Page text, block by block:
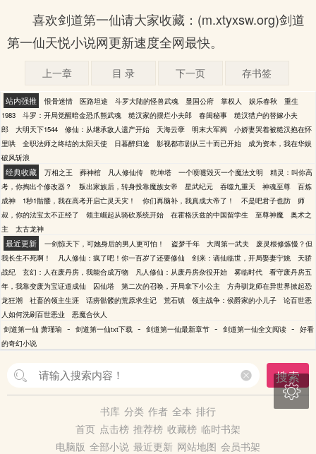
喜欢剑道第一仙请大家收藏：(m.xtyxsw.org)剑道
第一仙天悦小说网更新速度全网最快。
上一章 目 录 下一页 存书签
站内强推 恨骨迷情 医路坦途 斗罗大陆的怪兽武魂 显国公府 掌权人 娱乐春秋
重生
1983
斗罗：开局觉醒暗金恐爪熊武魂 糙汉家的摆烂小夫郎 春闺秘事
糙汉猎户的替嫁小夫
郎
大明天下1544 修仙：从继承敌人遗产开始 天海云孽 明末大军阀
小娇妻哭着被糙汉抱在怀
里哄
全职法师之终结的太阳天使 日暮醉归途 影视都市剧从三十而已开始
成为资本，我在华娱
破风斩浪
经典收藏 万相之王 葬神棺 凡人修仙传 乾坤塔 一个喷嚏毁灭一个魔法文明
精灵：叫你高
考，你掏出个修改器？
叛出家族后，转身投靠魔族女帝 星武纪元 吞噬九重天 神魂至尊
百炼
成神
1秒1骷髅，我在高考开启亡灵天灾！ 你们再脑补，我真成大帝了！ 不是吧君子也防
师
叔，你的法宝太不正经了
领主崛起从骑砍系统开始 在霍格沃兹的中国留学生 至尊神魔
奥术之
主
太古龙神
最近更新 一剑惊天下，可她身后的男人更可怕！ 盗梦千年 大周第一武夫
废灵根修炼慢？但
我长生不死啊！
凡人修仙：疯了吧！你一百岁了还要修仙 剑来：谪仙临世，开局娶妻宁姚
天骄
战纪
玄幻：人在废丹房，我能合成万物 凡人修仙：从废丹房杂役开始 雾临时代
看守废丹房五
年，我靠变废为宝证道成仙
囚仙塔 第二次的召唤，开局拿下小公主
方舟驯龙师在异世界掀起恐
龙狂潮
社畜的领主生涯 话痨骷髅的荒原求生记 荒石镇 领主战争：侯爵家的小儿子
论百世恶
人如何洗刷百世恶业
恶魔合伙人
剑道第一仙 萧瑾瑜 - 剑道第一仙txt下载 - 剑道第一仙最新章节 - 剑道第一仙全文阅读 - 好看
的奇幻小说
搜索
书库 分类 作者 全本 排行
首页 点击榜 推荐榜 收藏榜 临时书架
电脑版 全部小说 最近更新 网站地图 会员书架
